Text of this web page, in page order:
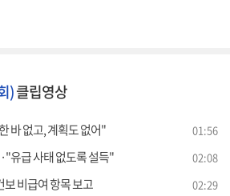
)클립영상
바 없고, 계획도 없어" 01:56
유급 사태 없도록 설득" 02:08
비급여 항목 보고 02:29